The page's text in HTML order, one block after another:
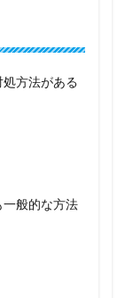
方法がある
般的な方法